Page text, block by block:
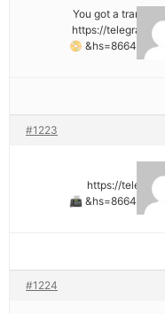
📀 You got a
https://
#1223
https://
#1224